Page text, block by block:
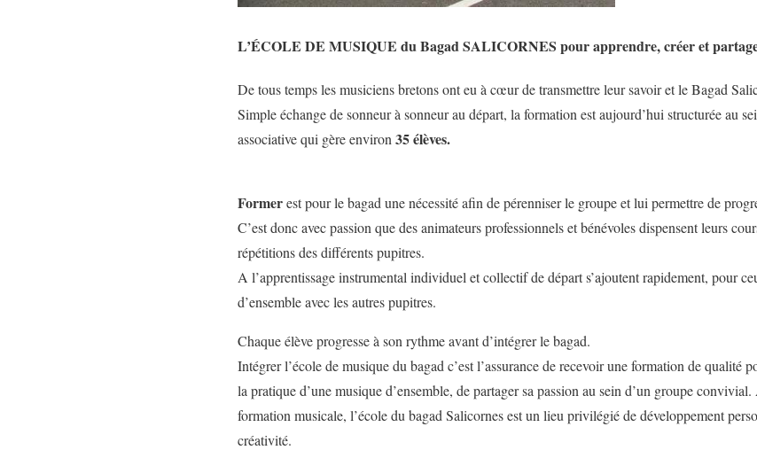
L’ÉCOLE DE MUSIQUE du Bagad SALICORNES pour apprendre, créer et
De tous temps les musiciens bretons ont eu à cœur de transmettre leur savoir et le Bagad
Simple échange de sonneur à sonneur au départ, la formation est aujourd’hui structurée au
associative qui gère environ 35 élèves.
Formerest pour le bagad une nécessité afin de pérenniser le groupe et lui permettre de
C’est donc avec passion que des animateurs professionnels et bénévoles dispensent leurs
répétitions des différents pupitres.
A l’apprentissage instrumental individuel et collectif de départ s’ajoutent rapidement, pour
d’ensemble avec les autres pupitres.
Chaque élève progresse à son rythme avant d’intégrer le bagad.
Intégrer l’école de musique du bagad c’est l’assurance de recevoir une formation de qualité
la pratique d’une musique d’ensemble, de partager sa passion au sein d’un groupe
formation musicale, l’école du bagad Salicornes est un lieu privilégié de développement
créativité.